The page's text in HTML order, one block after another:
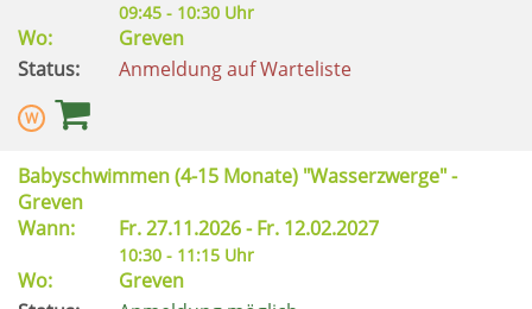
09:45 - 10:30 Uhr
Wo:
Greven
Status:
Anmeldung auf Warteliste
Babyschwimmen (4-15 Monate) "Wasserzwerge" -
Greven
Wann:
Fr.27.11.2026 -Fr. 12.02.2027
10:30 - 11:15 Uhr
Wo:
Greven